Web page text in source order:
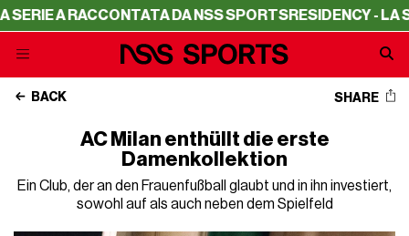
A RACCONTATA DA NSS SPORTSRESIDENCY - LA SERIE
BACK SHARE
AC Milan enthüllt die erste
Damenkollektion
Ein Club, der an den Frauenfußball glaubt und in ihn investiert,
sowohl auf als auch neben dem Spielfeld